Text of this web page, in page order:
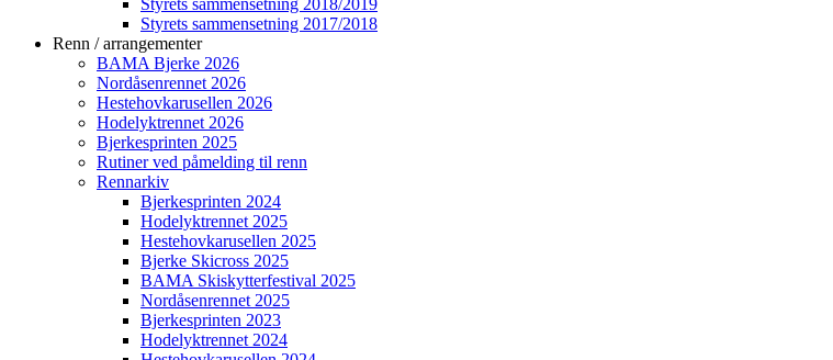
Styrets sammensetning 2018/2019
Styrets sammensetning 2017/2018
Renn / arrangementer
BAMA Bjerke 2026
Nordåsenrennet 2026
Hestehovkarusellen 2026
Hodelyktrennet 2026
Bjerkesprinten 2025
Rutiner ved påmelding til renn
Rennarkiv
Bjerkesprinten 2024
Hodelyktrennet 2025
Hestehovkarusellen 2025
Bjerke Skicross 2025
BAMA Skiskytterfestival 2025
Nordåsenrennet 2025
Bjerkesprinten 2023
Hodelyktrennet 2024